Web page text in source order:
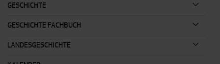
GESCHICHTE
GESCHICHTE FACHBUCH
LANDESGESCHICHTE